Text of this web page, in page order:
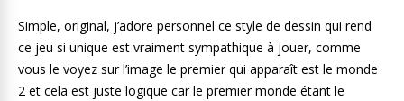
Simple, original, j’adore personnel ce style de dessin qui rend
ce jeu si unique est vraiment sympathique à jouer, comme
vous le voyez sur l’image le premier qui apparaît est le monde
2 et cela est juste logique car le premier monde étant le